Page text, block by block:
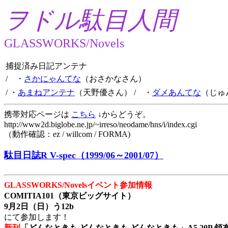
ヲドル駄目人間
GLASSWORKS/Novels
捕捉済み日記アンテナ
/ ・ さかにゃんてな （おさかなさん）
/ ・ あまねアンテナ （天野優さん） / ・ ダメあんてな （じ
携帯対応ページは こちら ↓からどうぞ。
http://www2d.biglobe.ne.jp/~irreso/neodame/hns/i/index.cgi
（動作確認：ez / willcom / FORMA)
駄目日誌R V-spec（1999/06～2001/07）
GLASSWORKS/Novelsイベント参加情報
COMITIA101（東京ビッグサイト）
9月2日（日）う12b
にて参加します！